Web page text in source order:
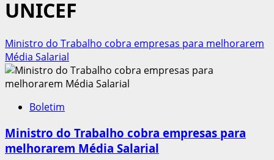
UNICEF
Ministro do Trabalho cobra empresas para melhorarem
Média Salarial
Boletim
Ministro do Trabalho cobra empresas para
melhorarem Média Salarial